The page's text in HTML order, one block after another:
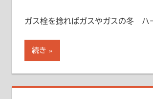
ガス栓を捻ればガスやガスの冬 ハ
続き